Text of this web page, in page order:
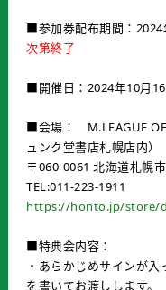
■参加券配布期間：
次第終了
■開催日：2024年10月
■会場： M.LEAGUE
ュンク堂書店札幌店内）
〒060-0061 北海道札幌
TEL:011-223-1911
https://honto.jp/store/
■特典会内容：
・あらかじめサインが
を書いてお渡しします。